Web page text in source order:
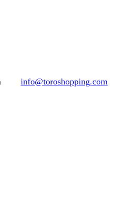
info@toroshopping.com